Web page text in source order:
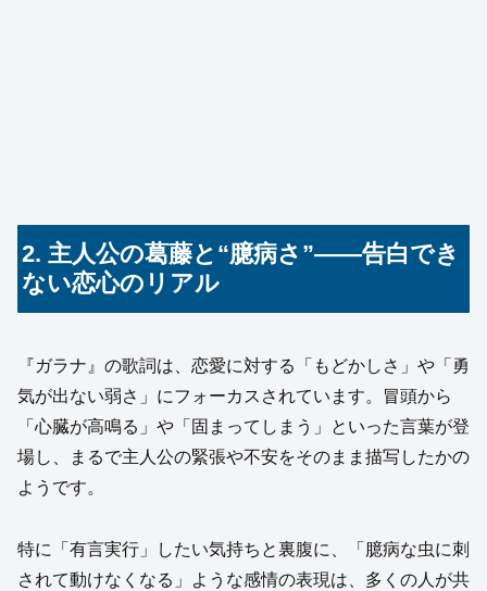
2. 主人公の葛藤と“臆病さ”——告白でき
ない恋心のリアル
『ガラナ』の歌詞は、恋愛に対する「もどかしさ」や「勇
気が出ない弱さ」にフォーカスされています。冒頭から
「心臓が高鳴る」や「固まってしまう」といった言葉が登
場し、まるで主人公の緊張や不安をそのまま描写したかの
ようです。
特に「有言実行」したい気持ちと裏腹に、「臆病な虫に刺
されて動けなくなる」ような感情の表現は、多くの人が共